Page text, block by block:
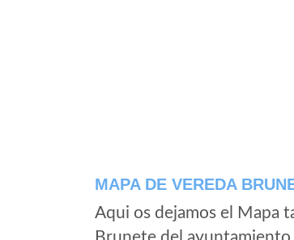
MAPA DE VEREDA
Aqui os dejamos el Mapa